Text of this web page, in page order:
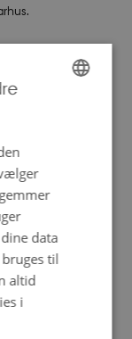
Rømer
2023 efter en
over
data
til
altid
i